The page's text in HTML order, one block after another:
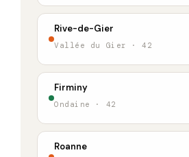
Rive-de-Gier
Vallée du Gier · 42
Firminy
Ondaine · 42
Roanne